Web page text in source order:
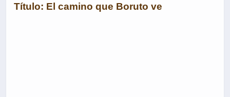
Título: El camino que Boruto ve